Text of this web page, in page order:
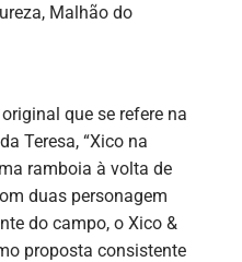
Malhão do
que se refere na
Teresa, “Xico na
ramboia à volta de
duas personagem
do campo, o Xico &
proposta consistente